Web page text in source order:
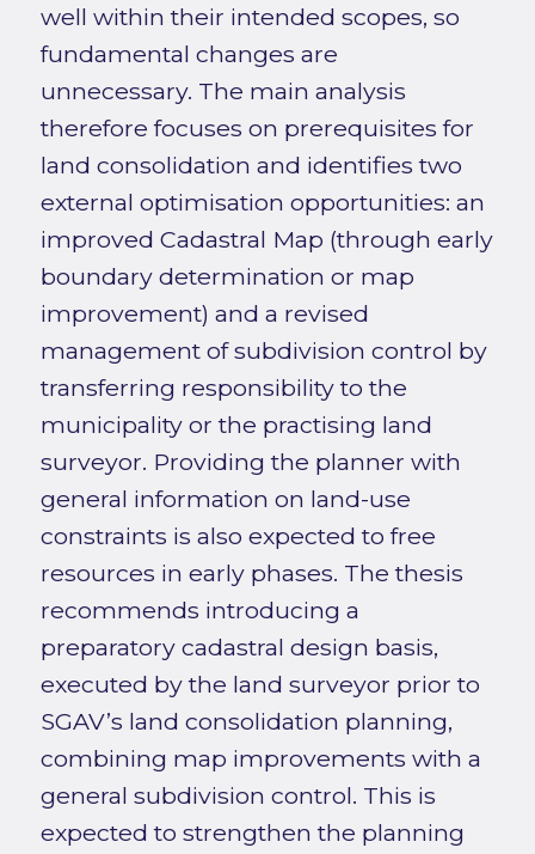
well within their intended scopes, so
fundamental changes are
unnecessary. The main analysis
therefore focuses on prerequisites for
land consolidation and identifies two
external optimisation opportunities: an
improved Cadastral Map (through early
boundary determination or map
improvement) and a revised
management of subdivision control by
transferring responsibility to the
municipality or the practising land
surveyor. Providing the planner with
general information on land-use
constraints is also expected to free
resources in early phases. The thesis
recommends introducing a
preparatory cadastral design basis,
executed by the land surveyor prior to
SGAV’s land consolidation planning,
combining map improvements with a
general subdivision control. This is
expected to strengthen the planning